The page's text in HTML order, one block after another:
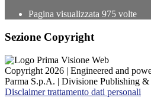
Pagina visualizzata 975 volte
Sezione Copyright
Copyright 2026 | Engineered and
Parma S.p.A. | Divisione Publishing
Disclaimer trattamento dati personali